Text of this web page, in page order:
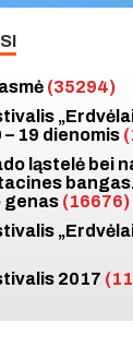
(35294)
19 dienomis
ląstelė bei
genas (16676)
2017